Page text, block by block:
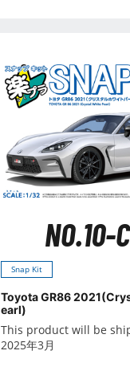
NO.10-
Snap Kit
Toyota GR86
earl)
This product will be
2025年3月